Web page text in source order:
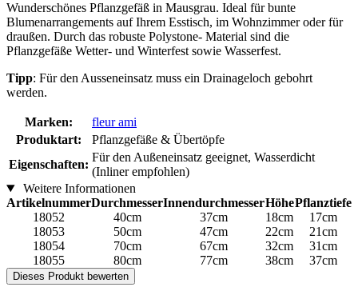
Wunderschönes Pflanzgefäß in Mausgrau. Ideal für bunte
Blumenarrangements auf Ihrem Esstisch, im Wohnzimmer oder für
draußen. Durch das robuste Polystone- Material sind die
Pflanzgefäße Wetter- und Winterfest sowie Wasserfest.
Tipp: Für den Ausseneinsatz muss ein Drainageloch gebohrt
werden.
Marken:
fleur ami
Produktart:
Pflanzgefäße & Übertöpfe
Eigenschaften:
Für den Außeneinsatz geeignet, Wasserdicht
(Inliner empfohlen)
Weitere Informationen
ArtikelnummerDurchmesserInnendurchmesserHöhePflanztiefe
18052
40cm 37cm 18cm
17cm
18053
50cm 47cm 22cm
21cm
18054
70cm 67cm 32cm
31cm
18055
80cm 77cm 38cm 37cm
Dieses Produkt bewerten